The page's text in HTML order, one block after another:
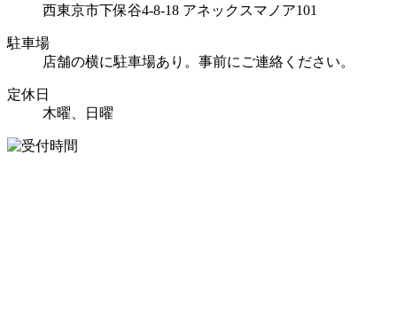
西東京市下保谷4-8-18 アネックスマノア101
駐車場
店舗の横に駐車場あり。事前にご連絡ください。
定休日
木曜、日曜